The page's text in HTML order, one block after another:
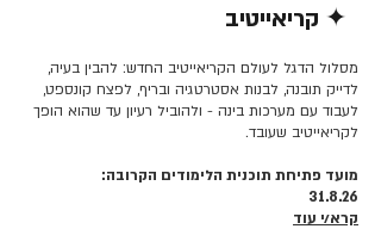
✦ קריאייטיב
מסלול הדגל לעולם הקריאייטיב החדש: להבין בעיה,
לדייק תובנה, לבנות אסטרטגיה ובריף, לפצח קונספט,
לעבוד עם מערכות בינה - ולהוביל רעיון עד שהוא הופך
לקריאייטיב שעובד.
מועד פתיחת תוכנית הלימודים הקרובה:
31.8.26
קרא/י עוד